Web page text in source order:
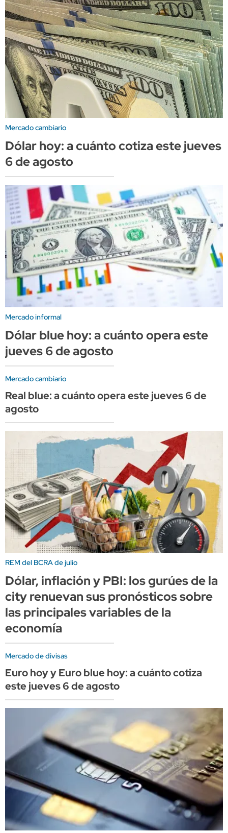
Mercado cambiario
Dólar hoy: a cuánto cotiza este jueves
6 de agosto
Mercado informal
Dólar blue hoy: a cuánto opera este
jueves 6 de agosto
Mercado cambiario
Real blue: a cuánto opera este jueves 6 de
agosto
REM del BCRA de julio
Dólar, inflación y PBI: los gurúes de la
city renuevan sus pronósticos sobre
las principales variables de la
economía
Mercado de divisas
Euro hoy y Euro blue hoy: a cuánto cotiza
este jueves 6 de agosto